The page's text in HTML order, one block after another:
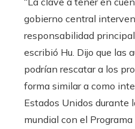
gobierno central
responsabilidad
escribió Hu. Dijo que las
podrían rescatar a los
forma similar a como
Estados Unidos durante
mundial con el